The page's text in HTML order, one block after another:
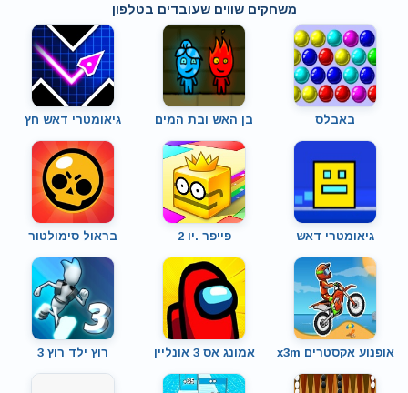
משחקים שווים שעובדים בטלפון
באבלס בן האש ובת המים גיאומטרי דאש חץ
גיאומטרי דאש פייפר .יו 2 בראול סימולטור
אופנוע אקסטרים x3m אמונג אס 3 אונליין רוץ ילד רוץ 3